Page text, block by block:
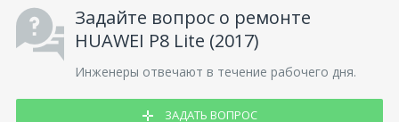
Задайте вопрос о ремонте
HUAWEI P8 Lite (2017)
Инженеры отвечают в течение рабочего дня.
ЗАДАТЬ ВОПРОС